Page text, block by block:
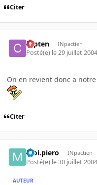
Citer
capten INpactien
Posté(e) le 29 juillet
On en revient donc a
Citer
moi.piero INpactien
Posté(e) le 30 juillet
AUTEUR